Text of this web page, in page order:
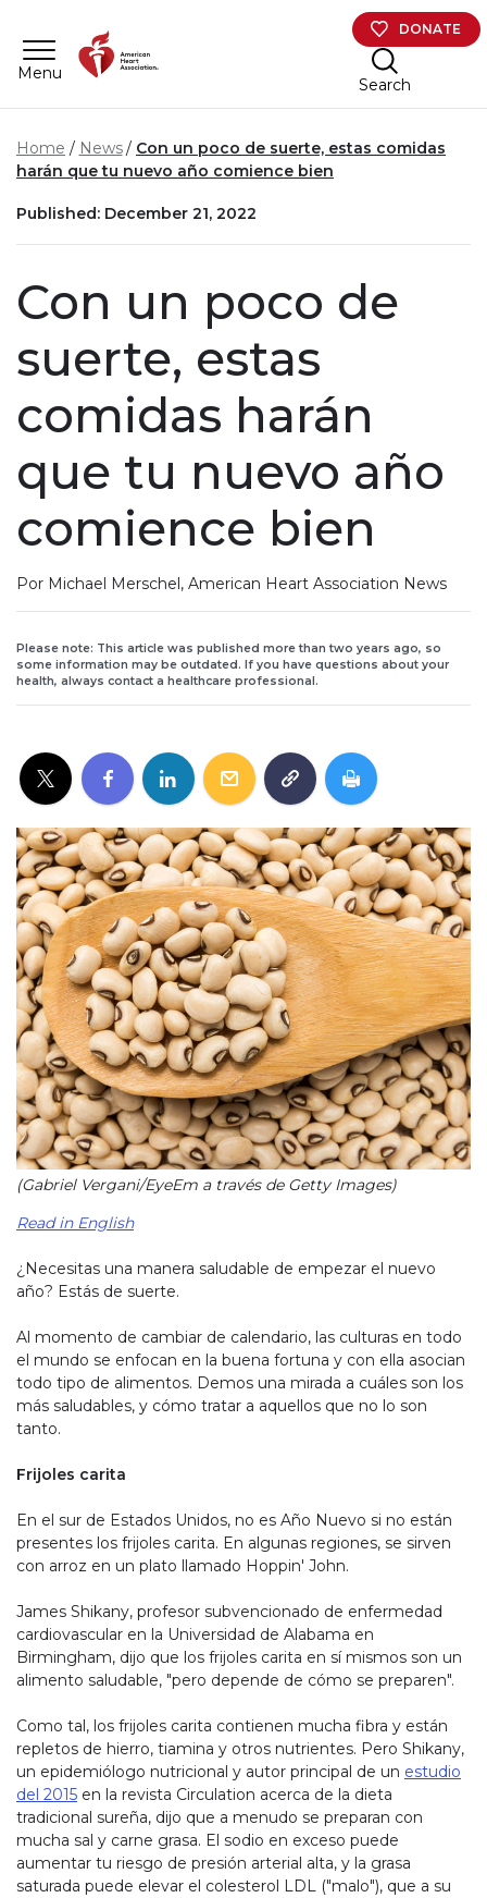
Menu
DONATE
Search
Home News
Con un poco de suerte, estas comidas
harán que tu nuevo año comience bien
Published: December 21, 2022
Con un poco de
suerte, estas
comidas harán
que tu nuevo año
comience bien
Por Michael Merschel, American Heart Association News
Please note: This article was published more than two years ago, so
some information may be outdated. If you have questions about your
health, always contact a healthcare professional.
(Gabriel Vergani/EyeEm a través de Getty Images)
Read in English
¿Necesitas una manera saludable de empezar el nuevo
año? Estás de suerte.
Al momento de cambiar de calendario, las culturas en todo
el mundo se enfocan en la buena fortuna y con ella asocian
todo tipo de alimentos. Demos una mirada a cuáles son los
más saludables, y cómo tratar a aquellos que no lo son
tanto.
Frijoles carita
En el sur de Estados Unidos, no es Año Nuevo si no están
presentes los frijoles carita. En algunas regiones, se sirven
con arroz en un plato llamado Hoppin' John.
James Shikany, profesor subvencionado de enfermedad
cardiovascular en la Universidad de Alabama en
Birmingham, dijo que los frijoles carita en sí mismos son un
alimento saludable, "pero depende de cómo se preparen".
Como tal, los frijoles carita contienen mucha fibra y están
repletos de hierro, tiamina y otros nutrientes. Pero Shikany,
un epidemiólogo nutricional y autor principal de un estudio
del 2015 en la revista Circulation acerca de la dieta
tradicional sureña, dijo que a menudo se preparan con
mucha sal y carne grasa. El sodio en exceso puede
aumentar tu riesgo de presión arterial alta, y la grasa
saturada puede elevar el colesterol LDL ("malo"), que a su